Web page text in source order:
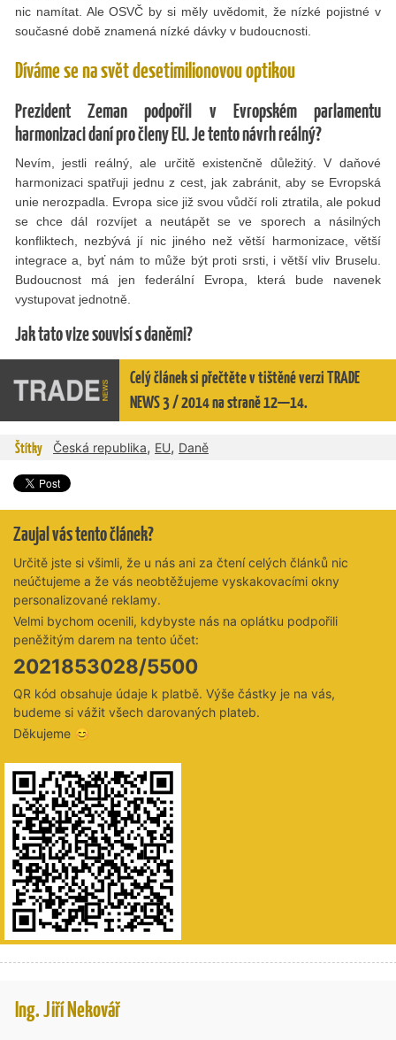
nic namítat. Ale OSVČ by si měly uvědomit, že nízké pojistné v
současné době znamená nízké dávky v budoucnosti.
Díváme se na svět desetimilionovou optikou
Prezident Zeman podpořil v Evropském parlamentu
harmonizaci daní pro členy EU. Je tento návrh reálný?
Nevím, jestli reálný, ale určitě existenčně důležitý. V daňové
harmonizaci spatřuji jednu z cest, jak zabránit, aby se Evropská
unie nerozpadla. Evropa sice již svou vůdčí roli ztratila, ale pokud
se chce dál rozvíjet a neutápět se ve sporech a násilných
konﬂiktech, nezbývá jí nic jiného než větší harmonizace, větší
integrace a, byť nám to může být proti srsti, i větší vliv Bruselu.
Budoucnost má jen federální Evropa, která bude navenek
vystupovat jednotně.
Jak tato vize souvisí s daněmi?
Celý článek si přečtěte v tištěné verzi TRADE
NEWS 3 / 2014 na straně 12—14.
Štítky Česká republika, EU, Daně
Zaujal vás tento článek?
Určitě jste si všimli, že u nás ani za čtení celých článků nic
neúčtujeme a že vás neobtěžujeme vyskakovacími okny
personalizované reklamy.
Velmi bychom ocenili, kdybyste nás na oplátku podpořili
peněžitým darem na tento účet:
2021853028/5500
QR kód obsahuje údaje k platbě. Výše částky je na vás,
budeme si vážit všech darovaných plateb.
Děkujeme 😊
Ing. Jiří Nekovář